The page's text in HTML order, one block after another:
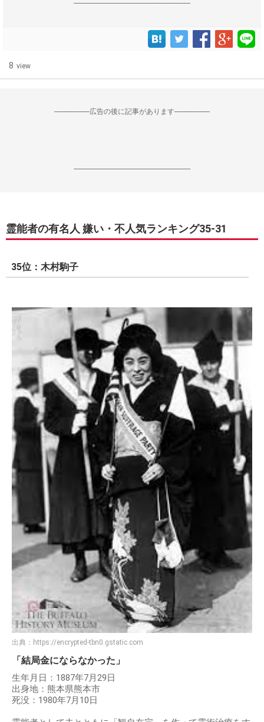
------------------------------------------------------------------
8 view
--------------------広告の後に記事があります--------------------
------------------------------------------------------------------
霊能者の有名人 嫌い・不人気ランキング35-31
35位：木村駒子
出典： https://encrypted-tbn0.gstatic.com
「結局金にならなかった」
生年月日：1887年7月29日
出身地：熊本県熊本市
死没：1980年7月10日